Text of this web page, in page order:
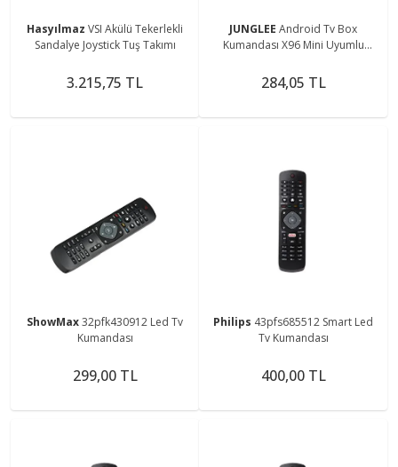
Hasyılmaz VSI Akülü Tekerlekli
Sandalye Joystick Tuş Takımı
3.215,75 TL
JUNGLEE Android Tv Box
Kumandası X96 Mini Uyumlu
284,05 TL
ShowMax32pfk430912 Led Tv
Kumandası
299,00 TL
Philips 43pfs685512 Smart Led
Tv Kumandası
400,00 TL